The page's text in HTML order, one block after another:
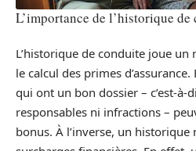
L’importance de l’historique de
L’historique de conduite joue
le calcul des primes
qui ont un bon dossier – c’est-à-
responsables ni infractions –
bonus. À l’inverse, un